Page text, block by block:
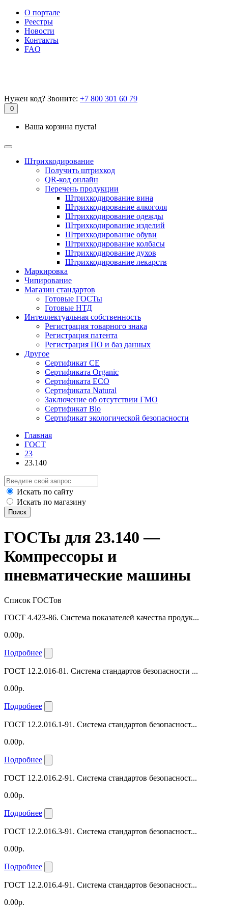
О портале
Реестры
Новости
Контакты
FAQ
Нужен код? Звоните: +7 800 301 60 79
0
Ваша корзина пуста!
Штрихкодирование
Получить штрихкод
QR-код онлайн
Перечень продукции
Штрихкодирование вина
Штрихкодирование алкоголя
Штрихкодирование одежды
Штрихкодирование изделий
Штрихкодирование обуви
Штрихкодирование колбасы
Штрихкодирование духов
Штрихкодирование лекарств
Маркировка
Чипирование
Магазин стандартов
Готовые ГОСТы
Готовые НТД
Интеллектуальная собственность
Регистрация товарного знака
Регистрация патента
Регистрация ПО и баз данных
Другое
Сертификат СЕ
Сертификата Organic
Сертификата ECO
Сертификата Natural
Заключение об отсутствии ГМО
Сертификат Bio
Сертификат экологической безопасности
Главная
ГОСТ
23
23.140
Искать по сайту
Искать по магазину
Поиск
ГОСТы для 23.140 —
Компрессоры и
пневматические машины
Список ГОСТов
ГОСТ 4.423-86. Система показателей качества продук...
0.00р.
Подробнее
ГОСТ 12.2.016-81. Система стандартов безопасности ...
0.00р.
Подробнее
ГОСТ 12.2.016.1-91. Система стандартов безопасност...
0.00р.
Подробнее
ГОСТ 12.2.016.2-91. Система стандартов безопасност...
0.00р.
Подробнее
ГОСТ 12.2.016.3-91. Система стандартов безопасност...
0.00р.
Подробнее
ГОСТ 12.2.016.4-91. Система стандартов безопасност...
0.00р.